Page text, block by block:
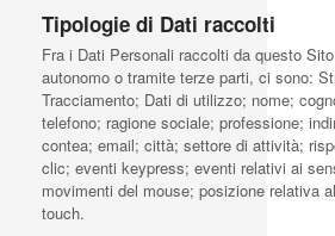
Tipologie di Dati raccolti
Fra i Dati Personali raccolti da questo
autonomo o tramite terze parti, ci sono:
Tracciamento; Dati di utilizzo; nome;
telefono; ragione sociale; professione;
contea; email; città; settore di attività;
clic; eventi keypress; eventi relativi ai
movimenti del mouse; posizione relativa
touch.